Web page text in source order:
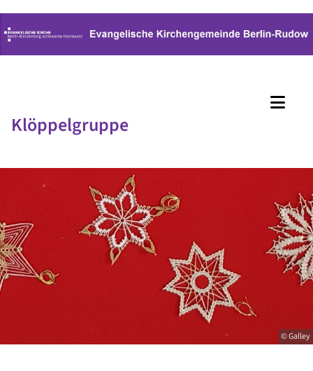
Klöppelgruppe
© Galley